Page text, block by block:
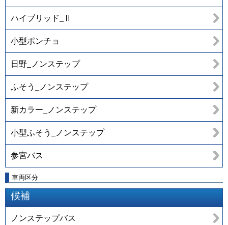
ハイブリッド_Ⅱ
小型ポンチョ
日野_ノンステップ
ふそう_ノンステップ
新カラー_ノンステップ
小型ふそう_ノンステップ
参宮バス
車両区分
候補
ノンステップバス